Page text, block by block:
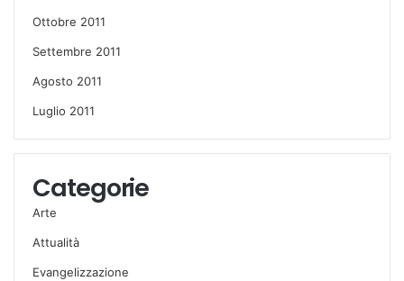
Ottobre 2011
Settembre 2011
Agosto 2011
Luglio 2011
Categorie
Arte
Attualità
Evangelizzazione